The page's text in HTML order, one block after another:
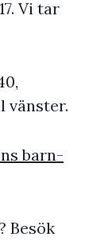
Vi tar
vänster.
barn-
Besök